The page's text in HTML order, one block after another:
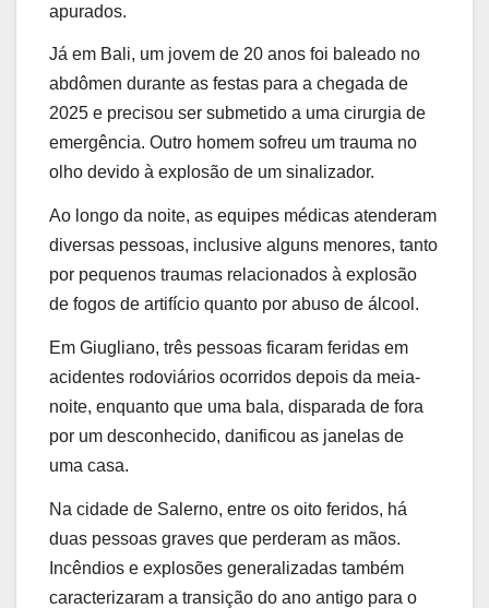
apurados.
Já em Bali, um jovem de 20 anos foi baleado no
abdômen durante as festas para a chegada de
2025 e precisou ser submetido a uma cirurgia de
emergência. Outro homem sofreu um trauma no
olho devido à explosão de um sinalizador.
Ao longo da noite, as equipes médicas atenderam
diversas pessoas, inclusive alguns menores, tanto
por pequenos traumas relacionados à explosão
de fogos de artifício quanto por abuso de álcool.
Em Giugliano, três pessoas ficaram feridas em
acidentes rodoviários ocorridos depois da meia-
noite, enquanto que uma bala, disparada de fora
por um desconhecido, danificou as janelas de
uma casa.
Na cidade de Salerno, entre os oito feridos, há
duas pessoas graves que perderam as mãos.
Incêndios e explosões generalizadas também
caracterizaram a transição do ano antigo para o